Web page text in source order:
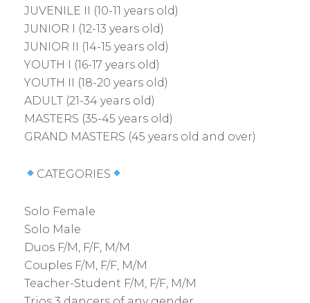
JUVENILE II (10-11 years old)
JUNIOR I (12-13 years old)
JUNIOR II (14-15 years old)
YOUTH I (16-17 years old)
YOUTH II (18-20 years old)
ADULT (21-34 years old)
MASTERS (35-45 years old)
GRAND MASTERS (45 years old and over)
CATEGORIES
Solo Female
Solo Male
Duos F/M, F/F, M/M
Couples F/M, F/F, M/M
Teacher-Student F/M, F/F, M/M